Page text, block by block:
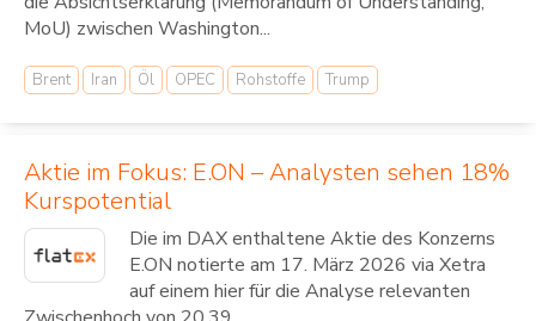
MoU) zwischen Washington...
Brent Iran Öl OPEC Rohstoffe Trump
Aktie im Fokus: E.ON – Analysten sehen 18%
Kurspotential
Die im DAX enthaltene Aktie des Konzerns
E.ON notierte am 17. März 2026 via Xetra
auf einem hier für die Analyse relevanten